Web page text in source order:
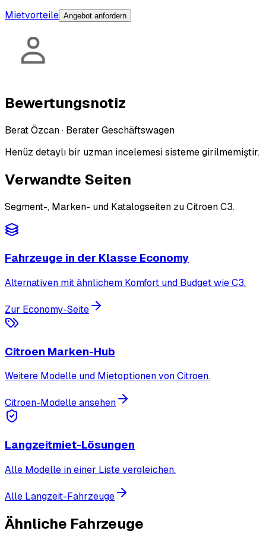
Mietvorteile Angebot anfordern
Bewertungsnotiz
Berat Özcan· Berater Geschäftswagen
Henüz detaylı bir uzman incelemesi sisteme girilmemiştir.
Verwandte Seiten
Segment-, Marken- und Katalogseiten zu Citroen C3.
Fahrzeuge in der Klasse Economy
Alternativen mit ähnlichem Komfort und Budget wie C3.
Zur Economy-Seite
Citroen Marken-Hub
Weitere Modelle und Mietoptionen von Citroen.
Citroen-Modelle ansehen
Langzeitmiet-Lösungen
Alle Modelle in einer Liste vergleichen.
Alle Langzeit-Fahrzeuge
Ähnliche Fahrzeuge